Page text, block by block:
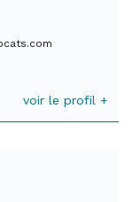
voir le profil +